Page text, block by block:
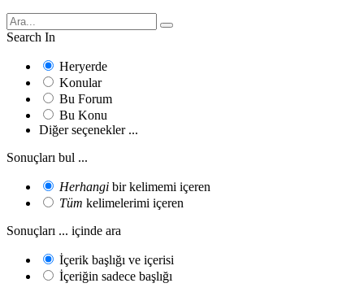
Search In
Heryerde
Konular
Bu Forum
Bu Konu
Diğer seçenekler ...
Sonuçları bul ...
Herhangi bir kelimemi içeren
Tüm kelimelerimi içeren
Sonuçları ... içinde ara
İçerik başlığı ve içerisi
İçeriğin sadece başlığı